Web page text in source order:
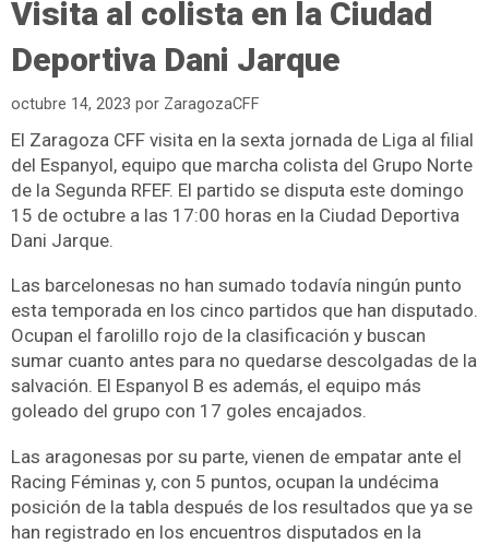
Visita al colista en la Ciudad
Deportiva Dani Jarque
octubre 14, 2023 por ZaragozaCFF
El Zaragoza CFF visita en la sexta jornada de Liga al filial
del Espanyol, equipo que marcha colista del Grupo Norte
de la Segunda RFEF. El partido se disputa este domingo
15 de octubre a las 17:00 horas en la Ciudad Deportiva
Dani Jarque.
Las barcelonesas no han sumado todavía ningún punto
esta temporada en los cinco partidos que han disputado.
Ocupan el farolillo rojo de la clasificación y buscan
sumar cuanto antes para no quedarse descolgadas de la
salvación. El Espanyol B es además, el equipo más
goleado del grupo con 17 goles encajados.
Las aragonesas por su parte, vienen de empatar ante el
Racing Féminas y, con 5 puntos, ocupan la undécima
posición de la tabla después de los resultados que ya se
han registrado en los encuentros disputados en la